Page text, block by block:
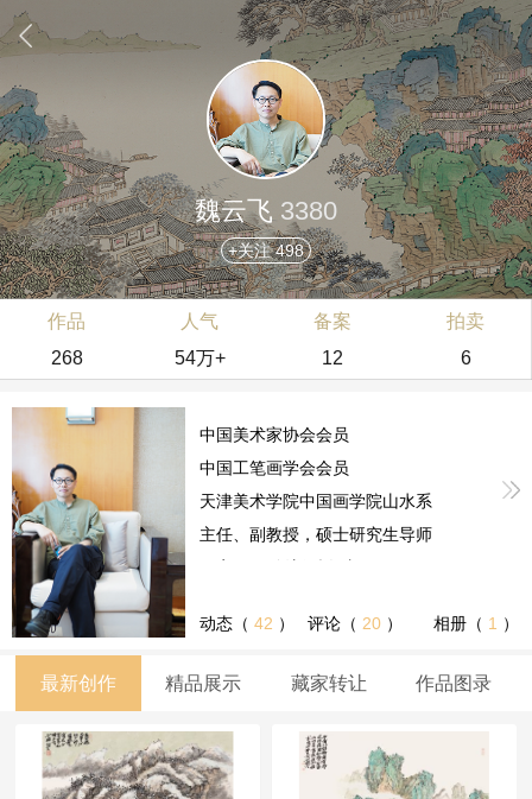
魏云飞 3380
+关注 498
作品
268
人气
54万+
备案
12
拍卖
6
中国美术家协会会员
中国工笔画学会会员
天津美术学院中国画学院山水系
主任、副教授，硕士研究生导师
动态（ 42 ） 评论（ 20 ） 相册（ 1 ）
最新创作 精品展示 藏家转让 作品图录